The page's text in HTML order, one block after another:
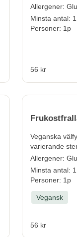
Allergener:
Minsta antal:
Personer: 1p
56 kr
Veganska
varierande
Allergener:
Minsta antal:
Personer: 1p
Vegansk
56 kr